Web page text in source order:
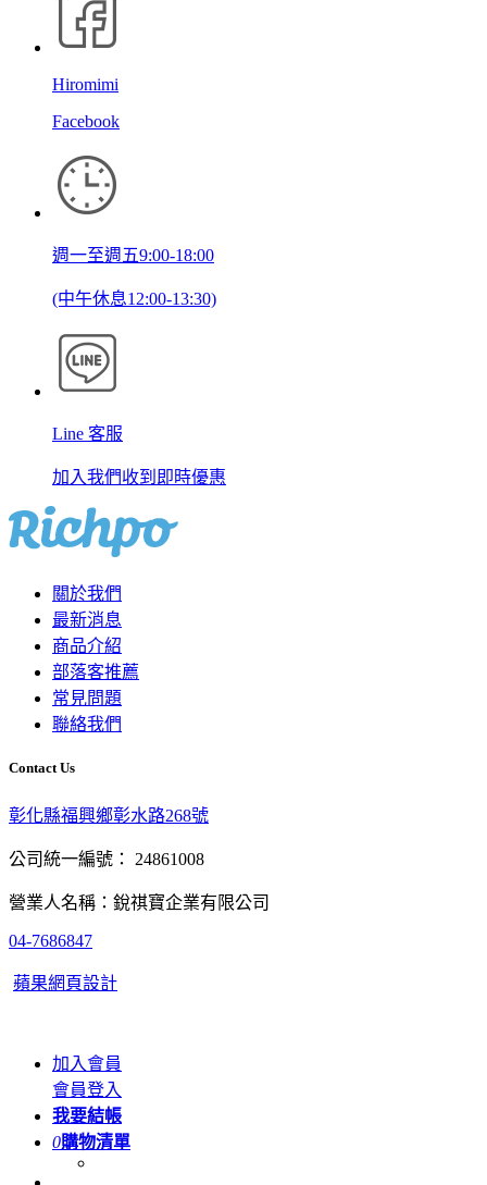
Hiromimi
Facebook
週一至週五9:00-18:00
(中午休息12:00-13:30)
Line 客服
加入我們收到即時優惠
關於我們
最新消息
商品介紹
部落客推薦
常見問題
聯絡我們
Contact Us
彰化縣福興鄉彰水路268號
公司統一編號： 24861008
營業人名稱：銳祺寶企業有限公司
04-7686847
蘋果網頁設計
加入會員
會員登入
我要結帳
0購物清單